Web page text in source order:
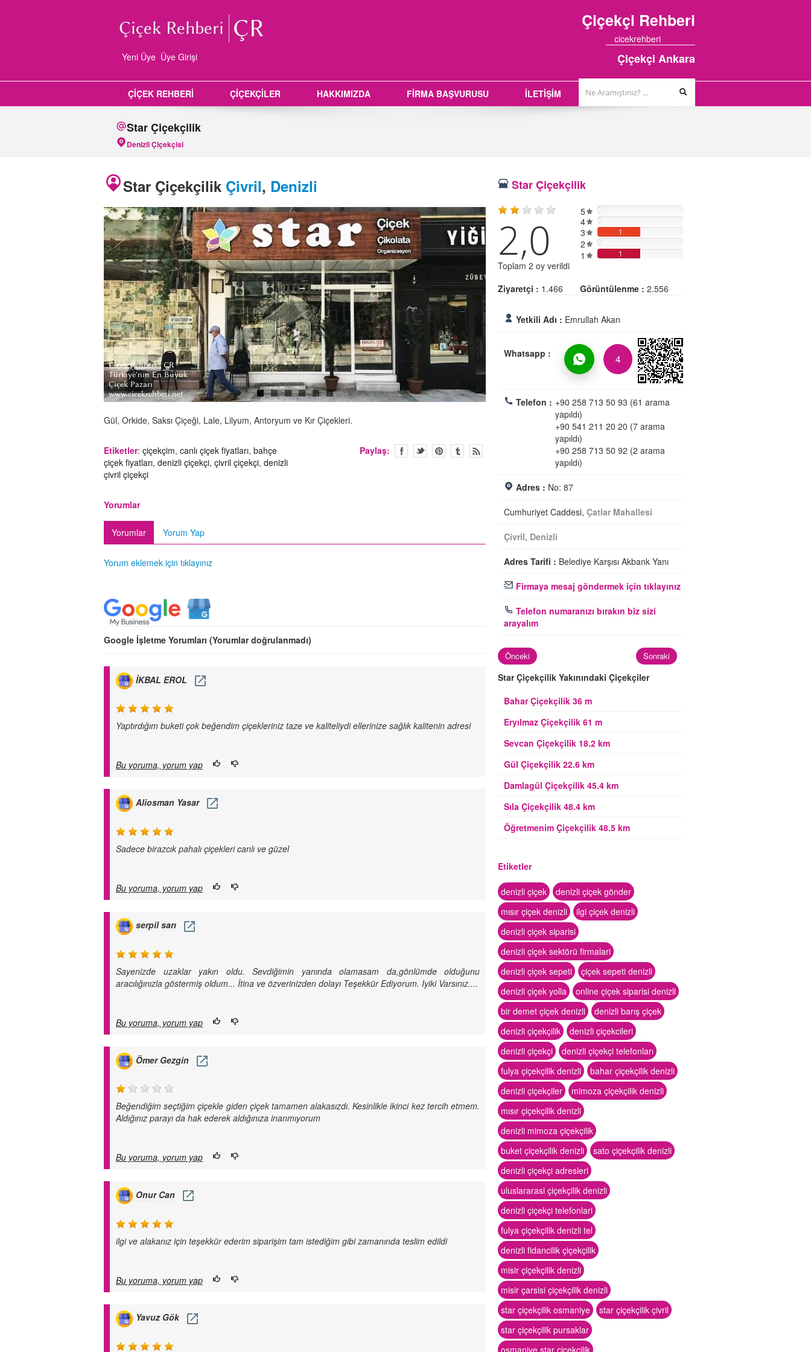
Yeni Üye Üye Girişi
Çiçekçi Rehberi
cicekrehberi
Çiçekçi Ankara
ÇİÇEK REHBERİ ÇİÇEKÇİLER HAKKIMIZDA FİRMA BAŞVURUSU İLETİŞİM
Star Çiçekçilik
Denizli Çiçekçisi
Star Çiçekçilik Çivril, Denizli
Gül, Orkide, Saksı Çiçeği, Lale, Lilyum, Antoryum ve Kır Çiçekleri.
Etiketler: çiçekçim, canlı çiçek fiyatları, bahçe
çiçek fiyatları, denizli çiçekçi, çivril çiçekçi, denizli
çivril çiçekçi
Paylaş:
Yorumlar
Yorumlar Yorum Yap
Yorum eklemek için tıklayınız
Google İşletme Yorumları (Yorumlar doğrulanmadı)
İKBAL EROL
Yaptırdığım buketi çok beğendim çiçekleriniz taze ve kaliteliydi ellerinize sağlık kalitenin adresi
Bu yoruma, yorum yap
Aliosman Yasar
Sadece birazcık pahalı çiçekleri canlı ve güzel
Bu yoruma, yorum yap
serpil sarı
Sayenizde uzaklar yakın oldu. Sevdiğimin yanında olamasam da,gönlümde olduğunu
aracılığınızla göstermiş oldum... İtina ve özverinizden dolayı Teşekkür Ediyorum. Iyiki Varsınız....
Bu yoruma, yorum yap
Ömer Gezgin
Beğendiğim seçtiğim çiçekle giden çiçek tamamen alakasızdı. Kesinlikle ikinci kez tercih etmem.
Aldığınız parayı da hak ederek aldığınıza inanmıyorum
Bu yoruma, yorum yap
Onur Can
ilgi ve alakanız için teşekkür ederim siparişim tam istediğim gibi zamanında teslim edildi
Bu yoruma, yorum yap
Yavuz Gök
Star Çiçekçilik
2,0
Toplam 2 oy verildi
5 0
4 0
3 1
2 0
1 1
Ziyaretçi : 1.466 Görüntülenme : 2.556
Yetkili Adı : Emrullah Akan
Whatsapp : 4
Telefon : +90 258 713 50 93 (61 arama
yapıldı)
+90 541 211 20 20 (7 arama
yapıldı)
+90 258 713 50 92 (2 arama
yapıldı)
Adres : No: 87
Cumhuriyet Caddesi, Çatlar Mahallesi
Çivril, Denizli
Adres Tarifi : Belediye Karşısı Akbank Yanı
Firmaya mesaj göndermek için tıklayınız
Telefon numaranızı bırakın biz sizi
arayalım
Önceki Sonraki
Star Çiçekçilik Yakınındaki Çiçekçiler
Bahar Çiçekçilik 36 m
Eryılmaz Çiçekçilik 61 m
Sevcan Çiçekçilik 18.2 km
Gül Çiçekçilik 22.6 km
Damlagül Çiçekçilik 45.4 km
Sıla Çiçekçilik 48.4 km
Öğretmenim Çiçekçilik 48.5 km
Etiketler
denizli çiçek
denizli çiçek gönder
mısır çiçek denizli
ilgi çiçek denizli
denizli çiçek siparisi
denizli çiçek sektörü firmalari
denizli çiçek sepeti
çiçek sepeti denizli
denizli çiçek yolla
online çiçek siparisi denizli
bir demet çiçek denizli
denizli barış çiçek
denizli çiçekçilik
denizli çiçekcileri
denizli çiçekçi
denizli çiçekçi telefonları
fulya çiçekçilik denizli
bahar çiçekçilik denizli
denizli çiçekçiler
mimoza çiçekçilik denizli
mısır çiçekçilik denizli
denizli mimoza çiçekçilik
buket çiçekçilik denizli
sato çiçekçilik denizli
denizli çiçekçi adresleri
uluslararasi çiçekçilik denizli
denizli çiçekçi telefonlari
fulya çiçekçilik denizli tel
denizli fidancilik çiçekçilik
misir çiçekçilik denizli
misir çarsisi çiçekçilik denizli
star çiçekçilik osmaniye
star çiçekçilik çivril
star çiçekçilik pursaklar